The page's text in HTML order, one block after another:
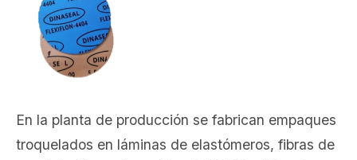
En la planta de producción se fabrican empaques
troquelados en láminas de elastómeros, fibras de